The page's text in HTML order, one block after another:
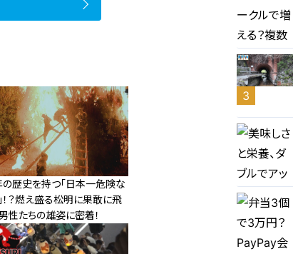
歴史を持つ「日本一危険な
！？燃え盛る松明に果敢に飛
性たちの雄姿に密着！
2
3